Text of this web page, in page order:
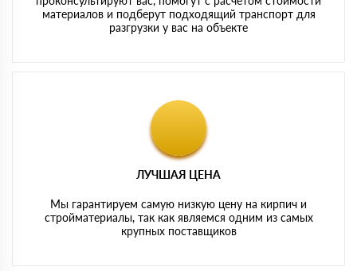
материалов и подберут подходящий транспорт для
разгрузки у вас на объекте
ЛУЧШАЯ ЦЕНА
Мы гарантируем самую низкую цену на кирпич и
стройматериалы, так как являемся одним из самых
крупных поставщиков